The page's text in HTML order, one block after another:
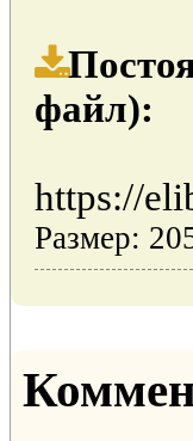
файл):
https://
Размер: